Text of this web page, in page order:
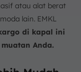
atau alat berat
lain. EMKL
di kapal ini
Anda.